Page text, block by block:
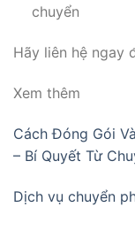
chuyển
Hãy liên hệ ngay
Xem thêm
Cách Đóng Gói
– Bí Quyết Từ
Dịch vụ chuyển